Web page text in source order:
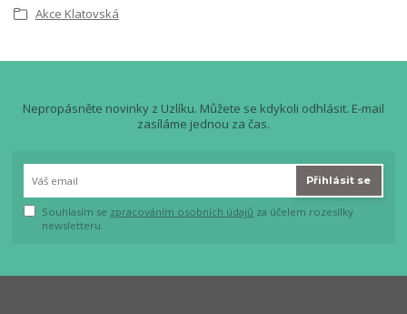
Akce Klatovská
Nepropásněte novinky z Uzlíku. Můžete se kdykoli odhlásit. E-mail
zasíláme jednou za čas.
Přihlásit se
Souhlasím se zpracováním osobních údajů za účelem rozesílky
newsletteru.